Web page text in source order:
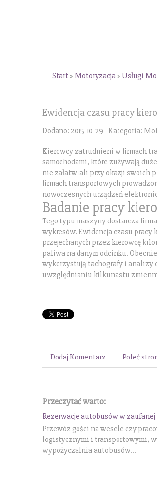
Start » Motoryzacja » Usługi
Ewidencja czasu pracy
Dodano: 2015-10-29 Kategoria:
Kierowcy zatrudnieni w firmach
samochodami, które zużywają
nie załatwiali przy okazji swoich
firmach transportowych
nowoczesnych urządzeń
Badanie pracy
Tego typu maszyny dostarcza
wykresów. Ewidencja czasu pracy
przejechanych przez kierowcę
paliwa na danym odcinku.
wykorzystują tachografy i analizy
uwzględnianiu kilkunastu
Dodaj Komentarz Poleć
Przeczytać warto:
Rezerwacje autobusów w
Przewóz gości na wesele czy
logistycznymi i transportowymi, w
wypożyczalnia autobusów...